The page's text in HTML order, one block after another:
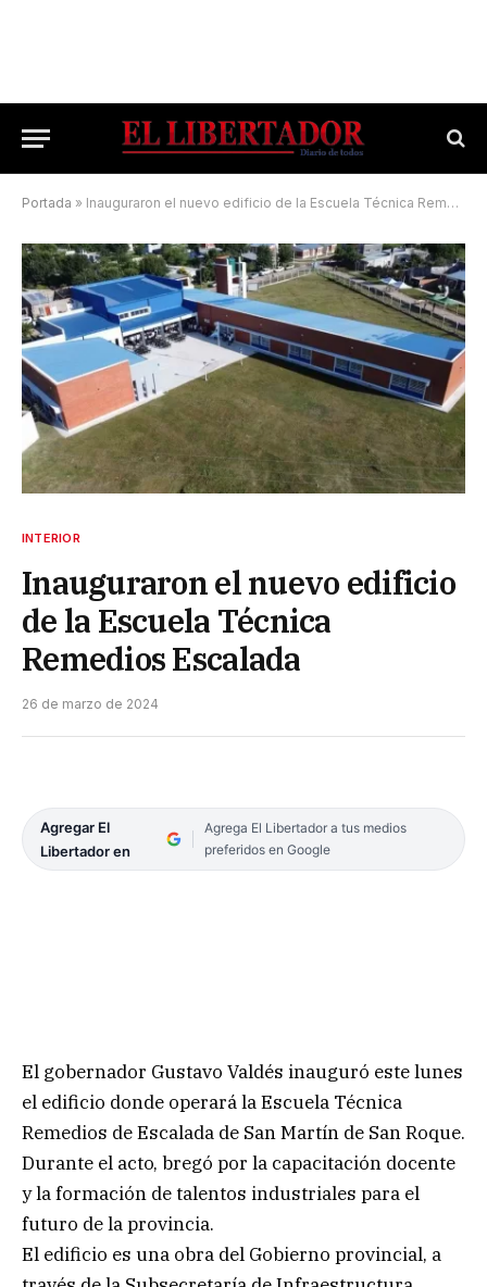
Portada » Inauguraron el nuevo edificio de la Escuela Técnica Remedios Escalada
INTERIOR
Inauguraron el nuevo edificio
de la Escuela Técnica
Remedios Escalada
26 de marzo de 2024
Agregar El
Libertador en
Agrega El Libertador a tus medios
preferidos en Google
El gobernador Gustavo Valdés inauguró este lunes
el edificio donde operará la Escuela Técnica
Remedios de Escalada de San Martín de San Roque.
Durante el acto, bregó por la capacitación docente
y la formación de talentos industriales para el
futuro de la provincia.
El edificio es una obra del Gobierno provincial, a